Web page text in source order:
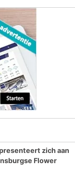
zich aan
Flower